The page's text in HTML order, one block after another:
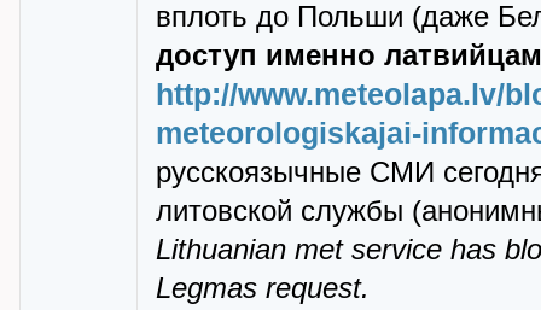
вплоть до Польши (даже
доступ именно латвийцам
http://www.meteolapa.lv/
meteorologiskajai-
русскоязычные СМИ
литовской службы
Lithuanian met service has
Legmas request.